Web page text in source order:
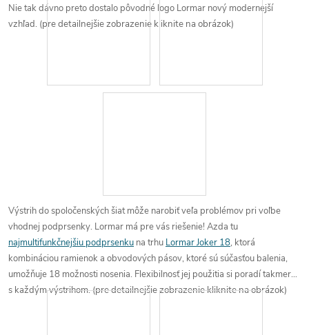
Nie tak dávno preto dostalo pôvodné logo Lormar nový modernejší
vzhľad. (pre detailnejšie zobrazenie kliknite na obrázok)
Výstrih do spoločenských šiat môže narobiť veľa problémov pri voľbe
vhodnej podprsenky. Lormar má pre vás riešenie! Azda tu
najmultifunkčnejšiu podprsenku na trhu Lormar Joker 18, ktorá
kombináciou ramienok a obvodových pásov, ktoré sú súčasťou balenia,
umožňuje 18 možnosti nosenia. Flexibilnosť jej použitia si poradí takmer
s každým výstrihom.(pre detailnejšie zobrazenie kliknite na obrázok)